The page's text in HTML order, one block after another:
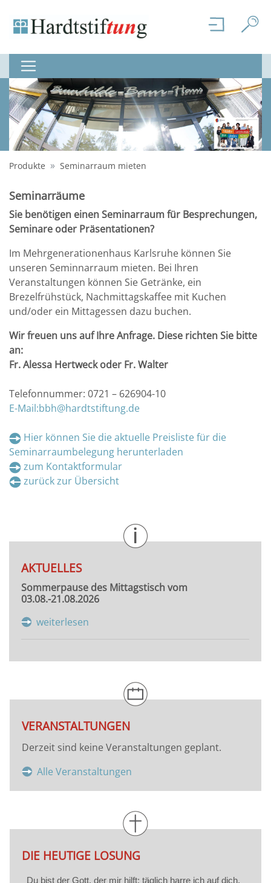
Produkte Seminarraum mieten
Seminarräume
Sie benötigen einen Seminarraum für Besprechungen,
Seminare oder Präsentationen?
Im Mehrgenerationenhaus Karlsruhe können Sie
unseren Seminnarraum mieten. Bei Ihren
Veranstaltungen können Sie Getränke, ein
Brezelfrühstück, Nachmittagskaffee mit Kuchen
und/oder ein Mittagessen dazu buchen.
Wir freuen uns auf Ihre Anfrage. Diese richten Sie bitte
an:
Fr. Alessa Hertweck oder Fr. Walter
Telefonnummer: 0721 – 626904-10
E-Mail:bbh@hardtstiftung.de
Hier können Sie die aktuelle Preisliste für die
Seminarraumbelegung herunterladen
zum Kontaktformular
zurück zur Übersicht
AKTUELLES
Sommerpause des Mittagstisch vom
03.08.-21.08.2026
weiterlesen
VERANSTALTUNGEN
Derzeit sind keine Veranstaltungen geplant.
Alle Veranstaltungen
DIE HEUTIGE LOSUNG